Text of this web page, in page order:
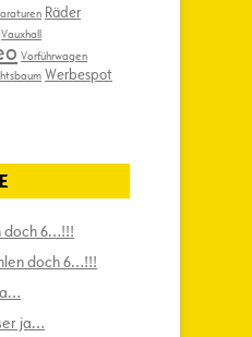
Räder
Vauxhall
Vorführwagen
Werbespot
doch 6…!!!
doch 6…!!!
ja…